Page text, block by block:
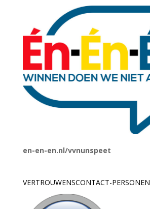
en-en-en.nl/vvnunspeet
VERTROUWENSCONTACT-PERSONEN